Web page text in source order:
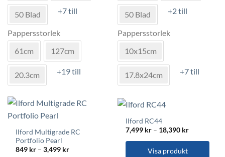
flera
varianter.
De
olika
kan
väljas
på
produktsidan
50 Blad +7 till
Pappersstorlek
61cm
127cm
20.3cm +19 till
flera
varianter.
De
olika
kan
väljas
på
produktsidan
50 Blad +2 till
Pappersstorlek
10x15cm
17.8x24cm +7 till
Ilford Multigrade RC
Portfolio Pearl
849 kr – 3,499 krPrisintervall:
Ilford RC44
7,499 kr – 18,390 kr
till
Visa produkt